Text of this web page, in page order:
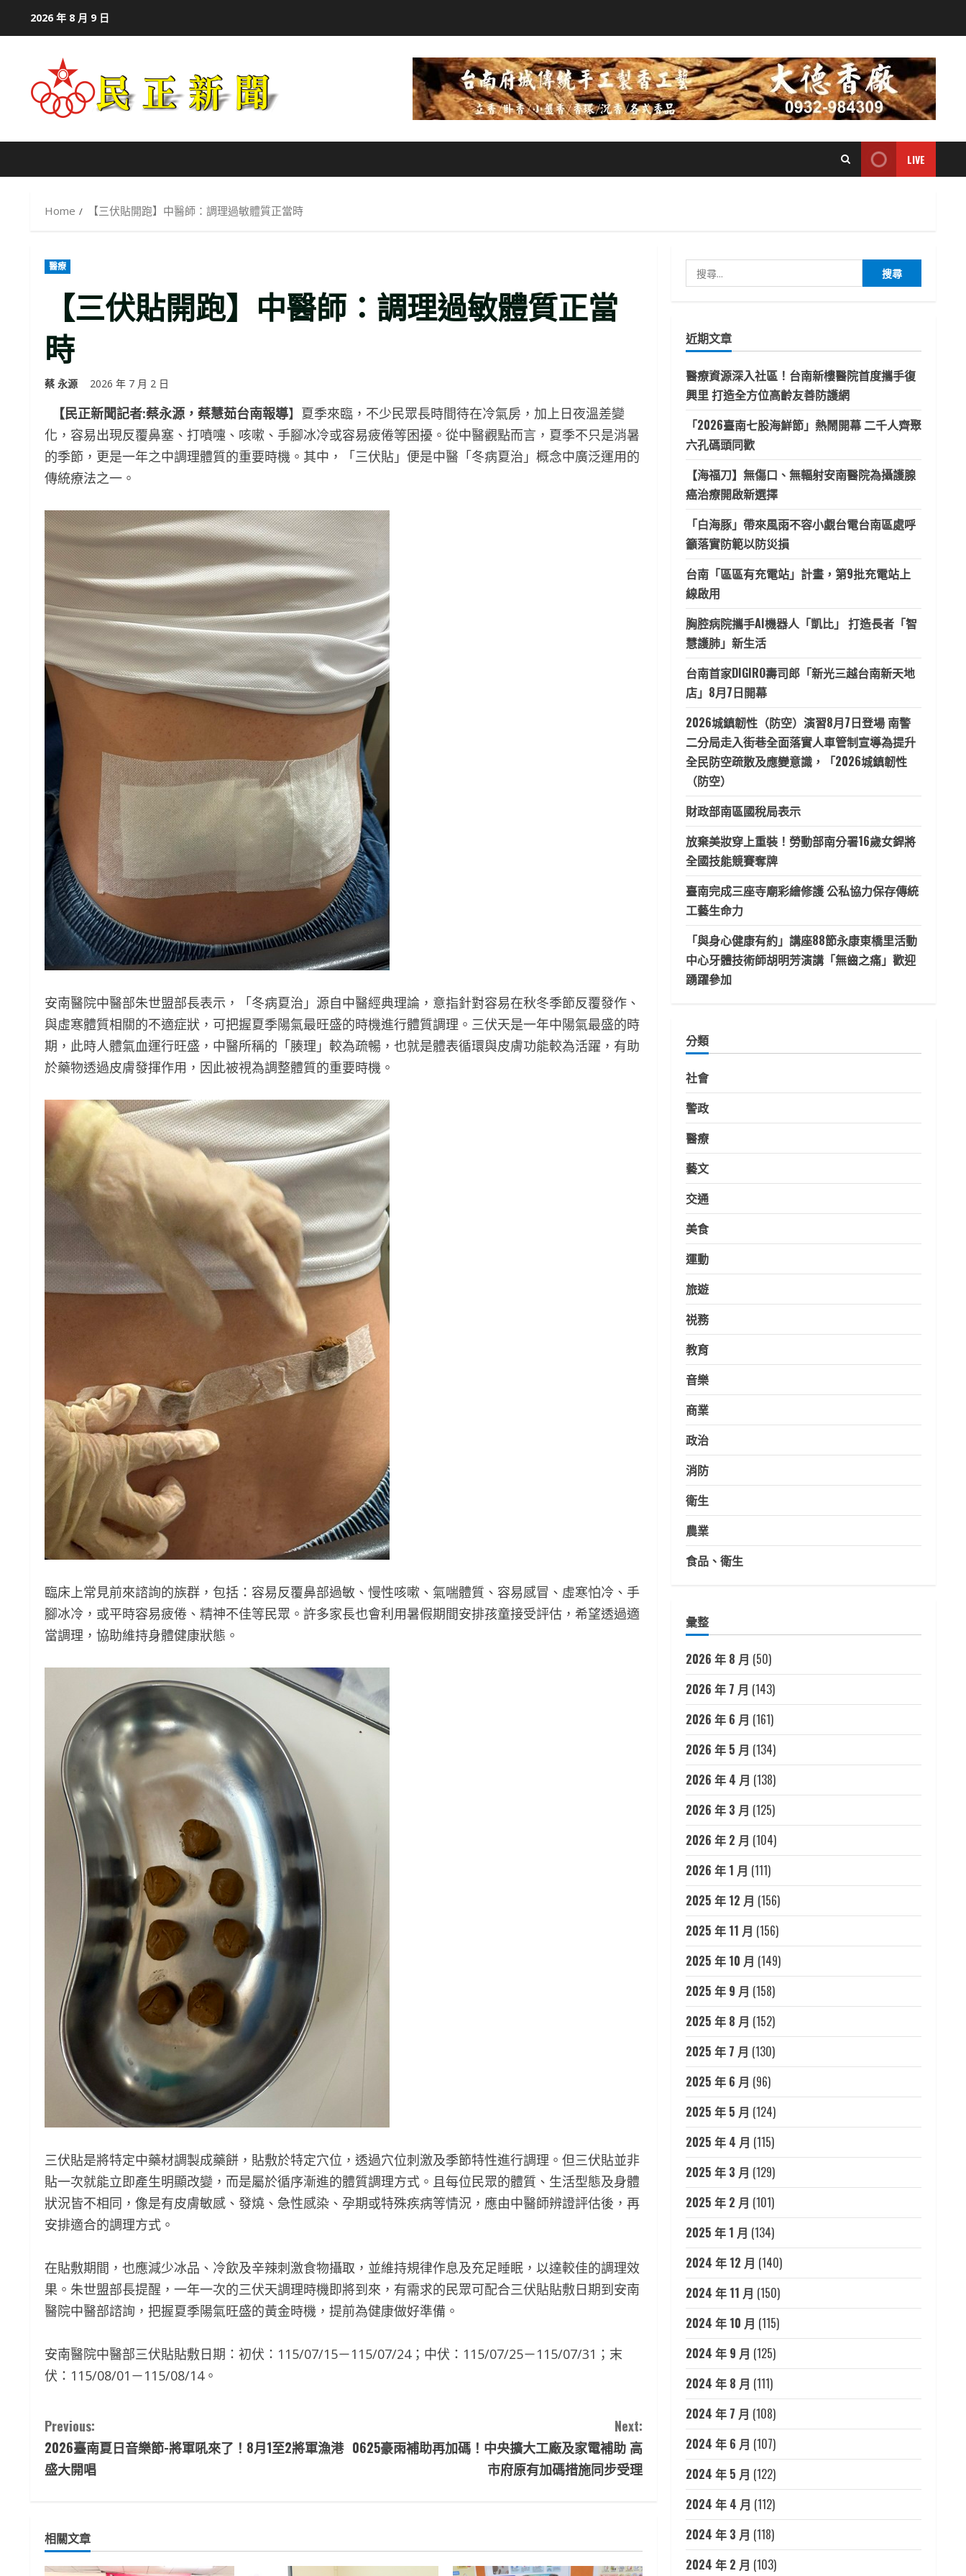
2026 年 8 月 9 日
LIVE
Home 【三伏貼開跑】中醫師：調理過敏體質正當時
醫療
【三伏貼開跑】中醫師：調理過敏體質正當
時
蔡 永源 2026 年 7 月 2 日
【民正新聞記者:蔡永源，蔡慧茹台南報導】夏季來臨，不少民眾長時間待在冷氣房，加上日夜溫差變
化，容易出現反覆鼻塞、打噴嚏、咳嗽、手腳冰冷或容易疲倦等困擾。從中醫觀點而言，夏季不只是消暑
的季節，更是一年之中調理體質的重要時機。其中，「三伏貼」便是中醫「冬病夏治」概念中廣泛運用的
傳統療法之一。
安南醫院中醫部朱世盟部長表示，「冬病夏治」源自中醫經典理論，意指針對容易在秋冬季節反覆發作、
與虛寒體質相關的不適症狀，可把握夏季陽氣最旺盛的時機進行體質調理。三伏天是一年中陽氣最盛的時
期，此時人體氣血運行旺盛，中醫所稱的「腠理」較為疏暢，也就是體表循環與皮膚功能較為活躍，有助
於藥物透過皮膚發揮作用，因此被視為調整體質的重要時機。
臨床上常見前來諮詢的族群，包括：容易反覆鼻部過敏、慢性咳嗽、氣喘體質、容易感冒、虛寒怕冷、手
腳冰冷，或平時容易疲倦、精神不佳等民眾。許多家長也會利用暑假期間安排孩童接受評估，希望透過適
當調理，協助維持身體健康狀態。
三伏貼是將特定中藥材調製成藥餅，貼敷於特定穴位，透過穴位刺激及季節特性進行調理。但三伏貼並非
貼一次就能立即產生明顯改變，而是屬於循序漸進的體質調理方式。且每位民眾的體質、生活型態及身體
狀況皆不相同，像是有皮膚敏感、發燒、急性感染、孕期或特殊疾病等情況，應由中醫師辨證評估後，再
安排適合的調理方式。
在貼敷期間，也應減少冰品、冷飲及辛辣刺激食物攝取，並維持規律作息及充足睡眠，以達較佳的調理效
果。朱世盟部長提醒，一年一次的三伏天調理時機即將到來，有需求的民眾可配合三伏貼貼敷日期到安南
醫院中醫部諮詢，把握夏季陽氣旺盛的黃金時機，提前為健康做好準備。
安南醫院中醫部三伏貼貼敷日期：初伏：115/07/15－115/07/24；中伏：115/07/25－115/07/31；末
伏：115/08/01－115/08/14。
C
o
i
Previous:
2026臺南夏日音樂節-將軍吼來了！8月1至2將軍漁港
盛大開唱
Next:
0625豪雨補助再加碼！中央擴大工廠及家電補助 高
市府原有加碼措施同步受理
相關文章
尋
字:
近期文章
醫療資源深入社區！台南新樓醫院首度攜手復
興里 打造全方位高齡友善防護網
「2026臺南七股海鮮節」熱鬧開幕 二千人齊聚
六孔碼頭同歡
【海福刀】無傷口、無輻射安南醫院為攝護腺
癌治療開啟新選擇
「白海豚」帶來風雨不容小覷台電台南區處呼
籲落實防範以防災損
台南「區區有充電站」計畫，第9批充電站上
線啟用
胸腔病院攜手AI機器人「凱比」 打造長者「智
慧護肺」新生活
台南首家DIGIRO壽司郎「新光三越台南新天地
店」8月7日開幕
2026城鎮韌性（防空）演習8月7日登場 南警
二分局走入街巷全面落實人車管制宣導為提升
全民防空疏散及應變意識，「2026城鎮韌性
（防空）
財政部南區國稅局表示
放棄美妝穿上重裝！勞動部南分署16歲女銲將
全國技能競賽奪牌
臺南完成三座寺廟彩繪修護 公私協力保存傳統
工藝生命力
「與身心健康有約」講座88節永康東橋里活動
中心牙體技術師胡明芳演講「無齒之痛」歡迎
踴躍參加
分類
社會
警政
醫療
藝文
交通
美食
運動
旅遊
祱務
教育
音樂
商業
政治
消防
衛生
農業
食品、衛生
彙整
2026 年 8 月 (50)
2026 年 7 月 (143)
2026 年 6 月 (161)
2026 年 5 月 (134)
2026 年 4 月 (138)
2026 年 3 月 (125)
2026 年 2 月 (104)
2026 年 1 月 (111)
2025 年 12 月 (156)
2025 年 11 月 (156)
2025 年 10 月 (149)
2025 年 9 月 (158)
2025 年 8 月 (152)
2025 年 7 月 (130)
2025 年 6 月 (96)
2025 年 5 月 (124)
2025 年 4 月 (115)
2025 年 3 月 (129)
2025 年 2 月 (101)
2025 年 1 月 (134)
2024 年 12 月 (140)
2024 年 11 月 (150)
2024 年 10 月 (115)
2024 年 9 月 (125)
2024 年 8 月 (111)
2024 年 7 月 (108)
2024 年 6 月 (107)
2024 年 5 月 (122)
2024 年 4 月 (112)
2024 年 3 月 (118)
2024 年 2 月 (103)